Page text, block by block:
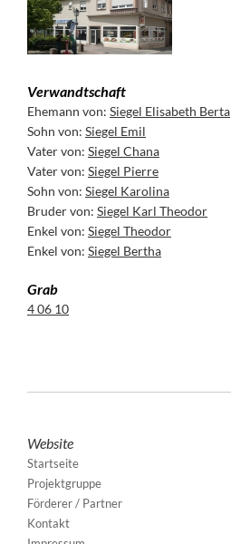
Verwandtschaft
Ehemann von: Siegel Elisabeth Berta
Sohn von: Siegel Emil
Vater von: Siegel Chana
Vater von: Siegel Pierre
Sohn von: Siegel Karolina
Bruder von: Siegel Karl Theodor
Enkel von: Siegel Theodor
Enkel von: Siegel Bertha
Grab
4 06 10
Website
Startseite
Projektgruppe
Förderer / Partner
Kontakt